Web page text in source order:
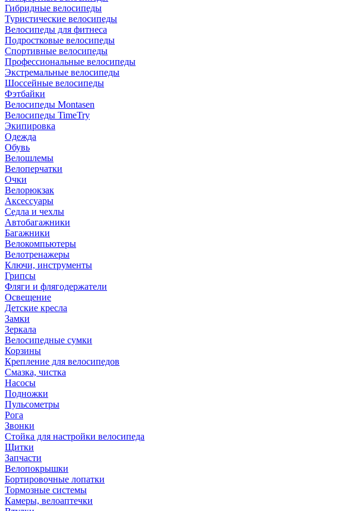
Гибридные велосипеды
Туристические велосипеды
Велосипеды для фитнеса
Подростковые велосипеды
Спортивные велосипеды
Профессиональные велосипеды
Экстремальные велосипеды
Шоссейные велосипеды
Фэтбайки
Велосипеды Montasen
Велосипеды TimeTry
Экипировка
Одежда
Обувь
Велошлемы
Велоперчатки
Очки
Велорюкзак
Аксессуары
Седла и чехлы
Автобагажники
Багажники
Велокомпьютеры
Велотренажеры
Ключи, инструменты
Грипсы
Фляги и флягодержатели
Освещение
Детские кресла
Замки
Зеркала
Велосипедные сумки
Корзины
Крепление для велосипедов
Смазка, чистка
Насосы
Подножки
Пульсометры
Рога
Звонки
Стойка для настройки велосипеда
Щитки
Запчасти
Велопокрышки
Бортировочные лопатки
Тормозные системы
Камеры, велоаптечки